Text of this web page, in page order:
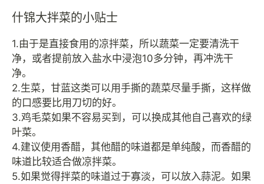
什锦大拌菜的小贴士
1.由于是直接食用的凉拌菜，所以蔬菜一定要清洗干
净，或者提前放入盐水中浸泡10多分钟，再冲洗干
净。
2.生菜，甘蓝这类可以用手撕的蔬菜尽量手撕，这样做
的口感要比用刀切的好。
3.鸡毛菜如果不容易买到，可以换成其他自己喜欢的绿
叶菜。
4.建议使用香醋，其他醋的味道都是单纯酸，而香醋的
味道比较适合做凉拌菜。
5.如果觉得拌菜的味道过于寡淡，可以放入蒜泥。如果